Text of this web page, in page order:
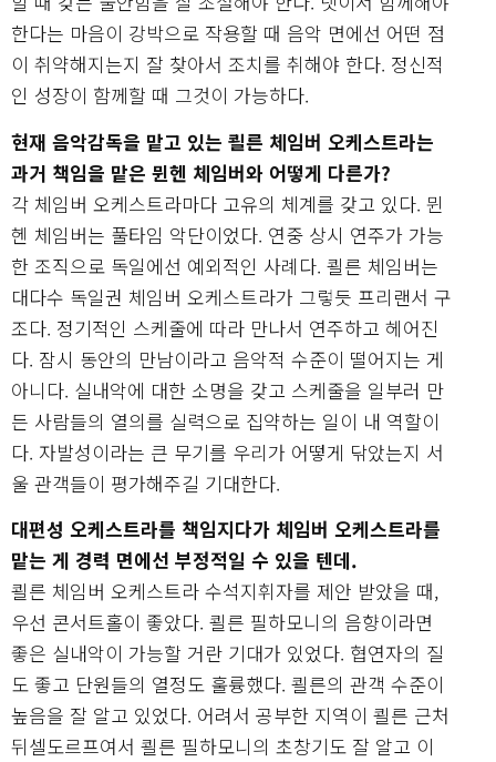
한다는 마음이 강박으로 작용할 때 음악 면에선 어떤 점
이 취약해지는지 잘 찾아서 조치를 취해야 한다. 정신적
인 성장이 함께할 때 그것이 가능하다.
현재 음악감독을 맡고 있는 쾰른 체임버 오케스트라는
과거 책임을 맡은 뮌헨 체임버와 어떻게 다른가?
각 체임버 오케스트라마다 고유의 체계를 갖고 있다. 뮌
헨 체임버는 풀타임 악단이었다. 연중 상시 연주가 가능
한 조직으로 독일에선 예외적인 사례다. 쾰른 체임버는
대다수 독일권 체임버 오케스트라가 그렇듯 프리랜서 구
조다. 정기적인 스케줄에 따라 만나서 연주하고 헤어진
다. 잠시 동안의 만남이라고 음악적 수준이 떨어지는 게
아니다. 실내악에 대한 소명을 갖고 스케줄을 일부러 만
든 사람들의 열의를 실력으로 집약하는 일이 내 역할이
다. 자발성이라는 큰 무기를 우리가 어떻게 닦았는지 서
울 관객들이 평가해주길 기대한다.
대편성 오케스트라를 책임지다가 체임버 오케스트라를
맡는 게 경력 면에선 부정적일 수 있을 텐데.
쾰른 체임버 오케스트라 수석지휘자를 제안 받았을 때,
우선 콘서트홀이 좋았다. 쾰른 필하모니의 음향이라면
좋은 실내악이 가능할 거란 기대가 있었다. 협연자의 질
도 좋고 단원들의 열정도 훌륭했다. 쾰른의 관객 수준이
높음을 잘 알고 있었다. 어려서 공부한 지역이 쾰른 근처
뒤셀도르프여서 쾰른 필하모니의 초창기도 잘 알고 이